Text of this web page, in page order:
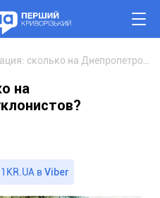
на
1KR.UA вViber